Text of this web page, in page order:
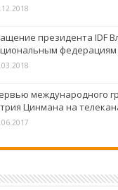
президента IDF
международного
Цинмана на